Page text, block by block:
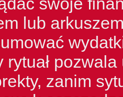
lub
rytuał
zanim